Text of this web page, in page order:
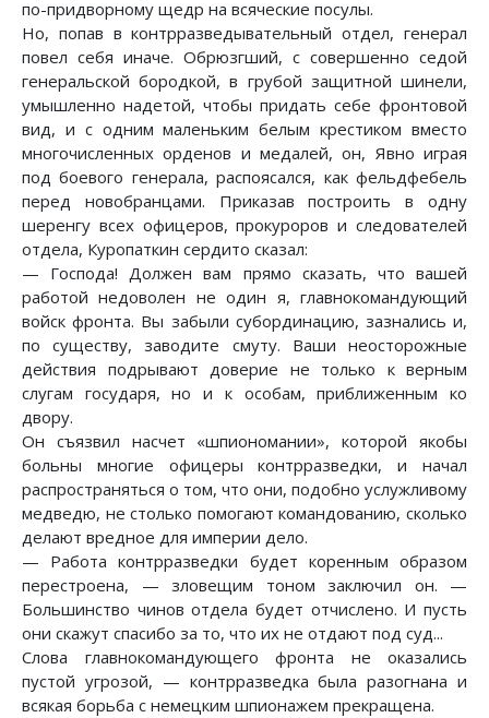
по-придворному щедр на всяческие посулы.
Но, попав в контрразведывательный отдел, генерал
повел себя иначе. Обрюзгший, с совершенно седой
генеральской бородкой, в грубой защитной шинели,
умышленно надетой, чтобы придать себе фронтовой
вид, и с одним маленьким белым крестиком вместо
многочисленных орденов и медалей, он, Явно играя
под боевого генерала, распоясался, как фельдфебель
перед новобранцами. Приказав построить в одну
шеренгу всех офицеров, прокуроров и следователей
отдела, Куропаткин сердито сказал:
— Господа! Должен вам прямо сказать, что вашей
работой недоволен не один я, главнокомандующий
войск фронта. Вы забыли субординацию, зазнались и,
по существу, заводите смуту. Ваши неосторожные
действия подрывают доверие не только к верным
слугам государя, но и к особам, приближенным ко
двору.
Он съязвил насчет «шпиономании», которой якобы
больны многие офицеры контрразведки, и начал
распространяться о том, что они, подобно услужливому
медведю, не столько помогают командованию, сколько
делают вредное для империи дело.
— Работа контрразведки будет коренным образом
перестроена, — зловещим тоном заключил он. —
Большинство чинов отдела будет отчислено. И пусть
они скажут спасибо за то, что их не отдают под суд...
Слова главнокомандующего фронта не оказались
пустой угрозой, — контрразведка была разогнана и
всякая борьба с немецким шпионажем прекращена.